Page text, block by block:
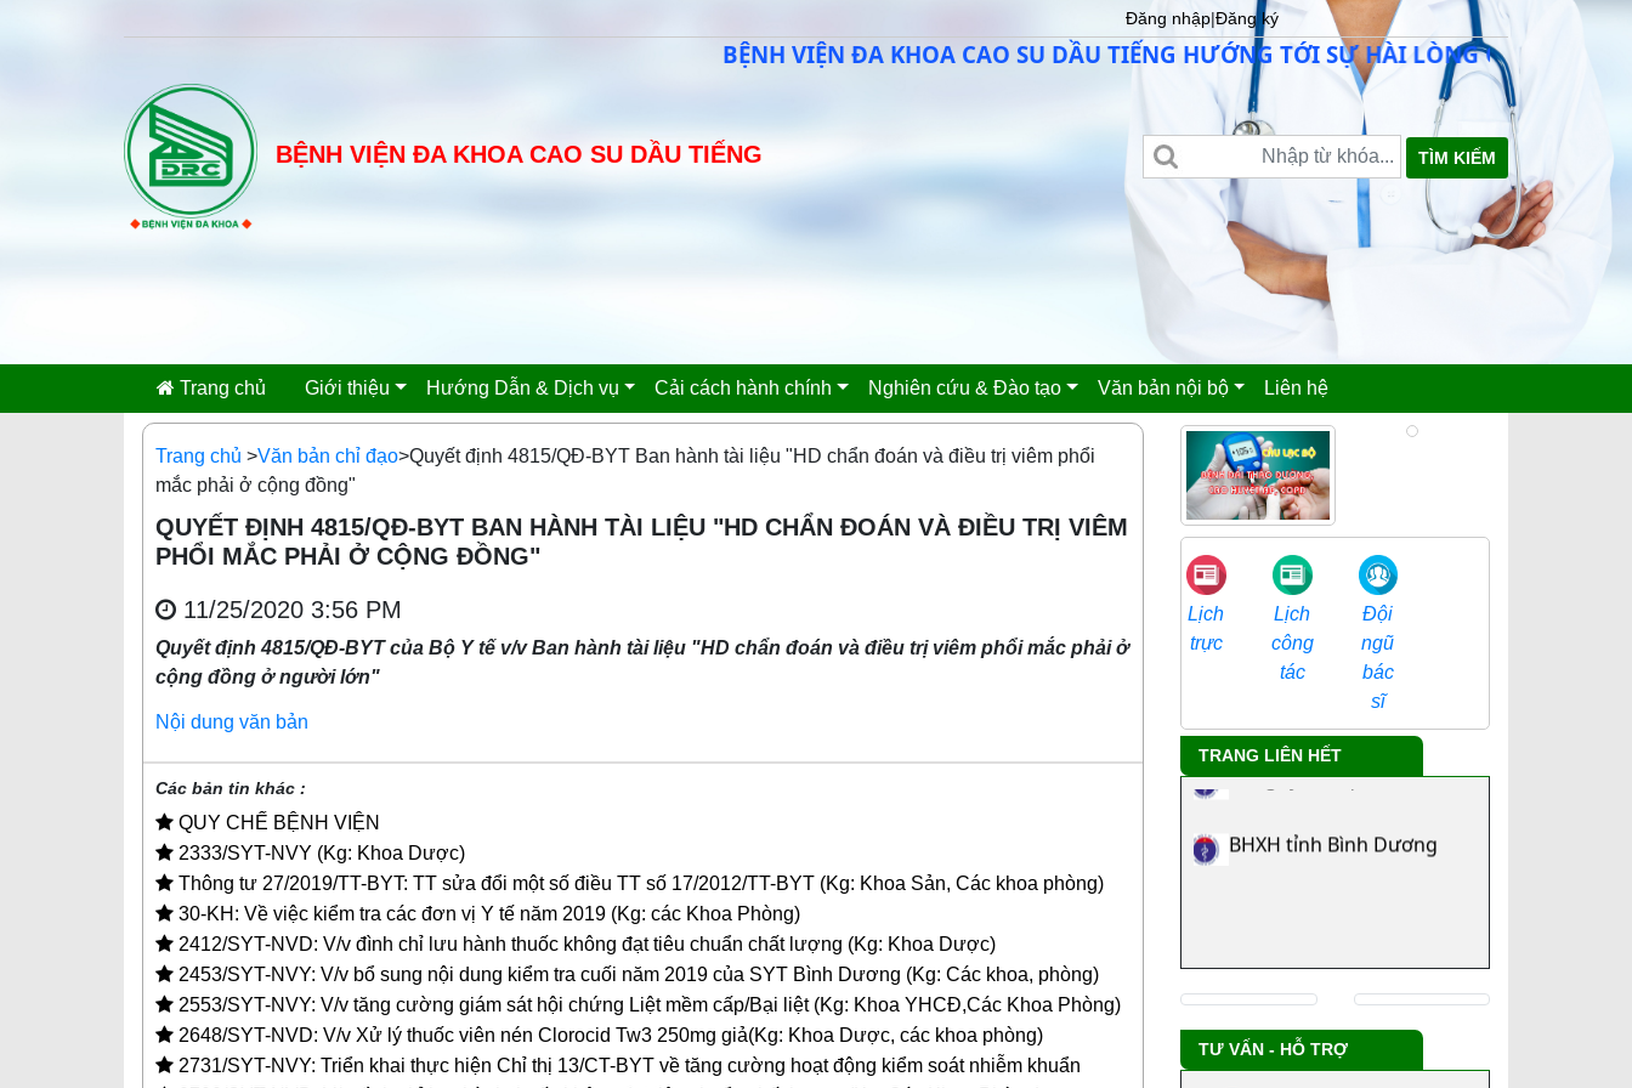
Đăng nhập|Đăng ký
BỆNH VIỆN ĐA KHOA CAO SU DẦU TIẾNG HƯỚNG TỚI SỰ HÀI LÒNG CỦA NGƯỜI
BỆNH VIỆN ĐA KHOA CAO SU DẦU TIẾNG TÌM KIẾM
Trang chủ Giới thiệu Hướng Dẫn & Dịch vụ Cải cách hành chính Nghiên cứu & Đào tạo Văn bản nội bộ Liên hệ
Trang chủ >Văn bản chỉ đạo>Quyết định 4815/QĐ-BYT Ban hành tài liệu "HD chẩn đoán và điều trị viêm phổi
mắc phải ở cộng đồng"
QUYẾT ĐỊNH 4815/QĐ-BYT BAN HÀNH TÀI LIỆU "HD CHẨN ĐOÁN VÀ ĐIỀU TRỊ VIÊM
PHỔI MẮC PHẢI Ở CỘNG ĐỒNG"
11/25/2020 3:56 PM
Quyết định 4815/QĐ-BYT của Bộ Y tế v/v Ban hành tài liệu "HD chẩn đoán và điều trị viêm phổi mắc phải ở
cộng đồng ở người lớn"
Nội dung văn bản
Các bản tin khác :
QUY CHẾ BỆNH VIỆN
2333/SYT-NVY (Kg: Khoa Dược)
Thông tư 27/2019/TT-BYT: TT sửa đổi một số điều TT số 17/2012/TT-BYT (Kg: Khoa Sản, Các khoa phòng)
30-KH: Về việc kiểm tra các đơn vị Y tế năm 2019 (Kg: các Khoa Phòng)
2412/SYT-NVD: V/v đình chỉ lưu hành thuốc không đạt tiêu chuẩn chất lượng (Kg: Khoa Dược)
2453/SYT-NVY: V/v bổ sung nội dung kiểm tra cuối năm 2019 của SYT Bình Dương (Kg: Các khoa, phòng)
2553/SYT-NVY: V/v tăng cường giám sát hội chứng Liệt mềm cấp/Bại liệt (Kg: Khoa YHCĐ,Các Khoa Phòng)
2648/SYT-NVD: V/v Xử lý thuốc viên nén Clorocid Tw3 250mg giả(Kg: Khoa Dược, các khoa phòng)
2731/SYT-NVY: Triển khai thực hiện Chỉ thị 13/CT-BYT về tăng cường hoạt động kiểm soát nhiễm khuẩn
Lịch
trực
Lịch
công
tác
Đội
ngũ
bác
sĩ
TRANG LIÊN HẾT
Tra cứu danh mục ICD
Công ty chủ quản
TƯ VẤN - HỖ TRỢ